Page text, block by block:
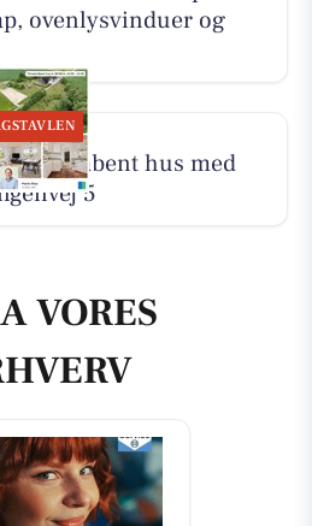
ovenlysvinduer og
åbent hus med
5
VORES